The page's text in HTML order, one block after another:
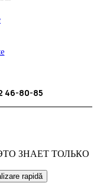
46-80-85
rapidă